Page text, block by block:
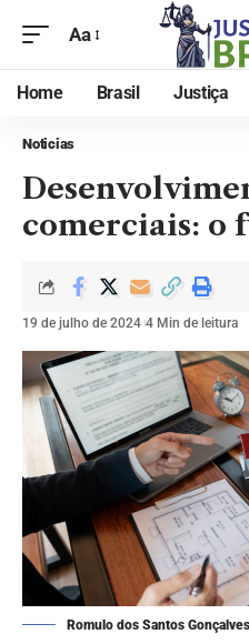
Aa
Home Brasil Justiça
Noticias
comerciais: o
19 de julho de 2024 4 Min de leitura
Romulo dos Santos Gonçalves